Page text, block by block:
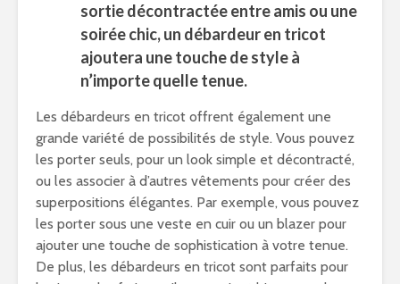
sortie décontractée entre amis ou une
soirée chic, un débardeur en tricot
ajoutera une touche de style à
n’importe quelle tenue.
Les débardeurs en tricot offrent également une
grande variété de possibilités de style. Vous pouvez
les porter seuls, pour un look simple et décontracté,
ou les associer à d’autres vêtements pour créer des
superpositions élégantes. Par exemple, vous pouvez
les porter sous une veste en cuir ou un blazer pour
ajouter une touche de sophistication à votre tenue.
De plus, les débardeurs en tricot sont parfaits pour